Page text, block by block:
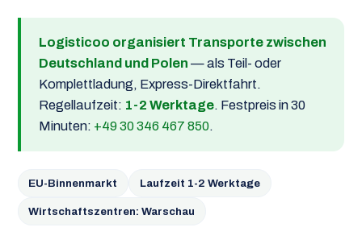
Logisticoo organisiert Transporte zwischen
Deutschland und Polen — als Teil- oder
Komplettladung, Express-Direktfahrt.
Regellaufzeit: 1-2 Werktage. Festpreis in 30
Minuten: +49 30 346 467 850.
EU-Binnenmarkt Laufzeit 1-2 Werktage
Wirtschaftszentren: Warschau